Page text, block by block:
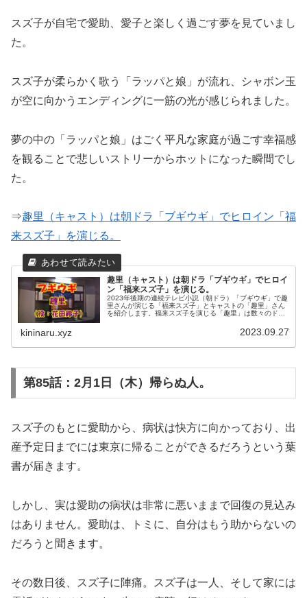
スズ子が自宅で愛助、愛子と楽しく過ごす夢を見ていまし
た。
スズ子が柔らかく歌う「ラッパと娘」が流れ、シャボン玉
が空に向かうエンディングに一筋の光が感じられました。
夢の中の「ラッパと娘」はごく平凡な家庭が過ごす幸福感
を観ることで悲しいストリーからホットになった瞬間でし
た。
⇒趣里（キャスト）は朝ドラ「ブギウギ」でヒロイン「福
来スズ子」を演じる。
趣里（キャスト）は朝ドラ「ブギウギ」でヒロイ
ン「福来スズ子」を演じる。
2023年後期の連続テレビ小説（朝ドラ）「ブギウギ」で趣
里さんが演じる「福来スズ子」とキャストの「趣里」さん
を紹介します。福来スズ子を演じる「趣里」は数々のドラ
kininaru.xyz 2023.09.27
第85話：2月1日（木）帰らぬ人。
スズ子のもとに愛助から、病状は快方に向かっており、出
産予定日までには東京に帰ることができるだろうという葉
書が届きます。
しかし、実は愛助の病状は非常に悪いままで回復の見込み
はありません。愛助は、トミに、自分はもう助からないの
だろうと聞きます。
その数日後、スズ子に陣痛。スズ子は一人、そして家には